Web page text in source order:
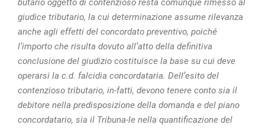
butario oggetto di contenzioso resta comunque rimesso al
giudice tributario, la cui determinazione assume rilevanza
anche agli effetti del concordato preventivo, poiché
l’importo che risulta dovuto all’atto della definitiva
conclusione del giudizio costituisce la base su cui deve
operarsi la c.d. falcidia concordataria. Dell’esito del
contenzioso tributario, in-fatti, devono tenere conto sia il
debitore nella predisposizione della domanda e del piano
concordatario, sia il Tribuna-le nella quantificazione del